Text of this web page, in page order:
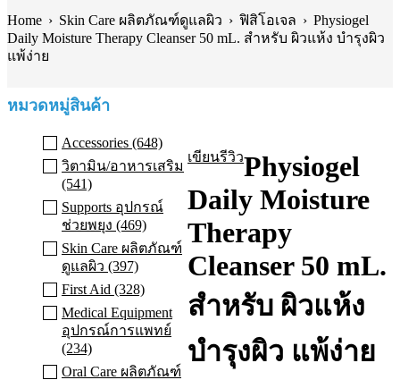
Home › Skin Care ผลิตภัณฑ์ดูแลผิว › ฟิสิโอเจล › Physiogel
Daily Moisture Therapy Cleanser 50 mL. สำหรับ ผิวแห้ง บำรุงผิว
แพ้ง่าย
หมวดหมู่สินค้า
Accessories (648)
วิตามิน/อาหารเสริม
(541)
Supports อุปกรณ์
ช่วยพยุง (469)
Skin Care ผลิตภัณฑ์
ดูแลผิว (397)
First Aid (328)
Medical Equipment
อุปกรณ์การแพทย์
(234)
Oral Care ผลิตภัณฑ์
เขียนรีวิวPhysiogel
Daily Moisture
Therapy
Cleanser 50 mL.
สำหรับ ผิวแห้ง
บำรุงผิว แพ้ง่าย